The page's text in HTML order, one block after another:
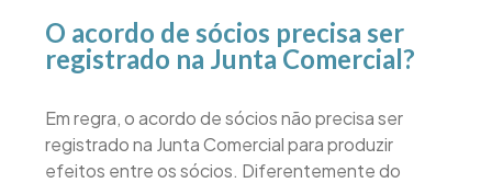
O acordo de sócios precisa ser
registrado na Junta Comercial?
Em regra, o acordo de sócios não precisa ser
registrado na Junta Comercial para produzir
efeitos entre os sócios. Diferentemente do